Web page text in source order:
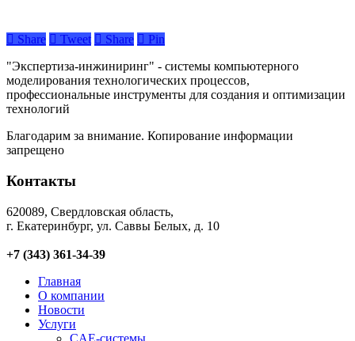
Share Tweet Share
Pin
"Экспертиза-инжиниринг" - системы компьютерного
моделирования технологических процессов,
профессиональные инструменты для создания и оптимизации
технологий
Благодарим за внимание. Копирование информации
запрещено
Контакты
620089, Свердловская область,
г. Екатеринбург, ул. Саввы Белых, д. 10
+7 (343) 361-34-39
Главная
О компании
Новости
Услуги
CAE-системы